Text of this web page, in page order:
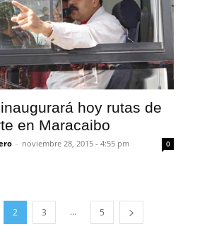
hoy rutas de
en Maracaibo
- noviembre 28, 2015 - 4:55 pm 0
2 3 ... 5